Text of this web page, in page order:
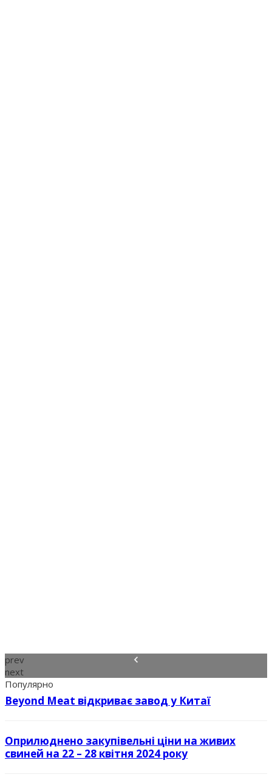
prev
next
Популярно
Beyond Meat відкриває завод у Китаї
Оприлюднено закупівельні ціни на живих
свиней на 22 – 28 квітня 2024 року